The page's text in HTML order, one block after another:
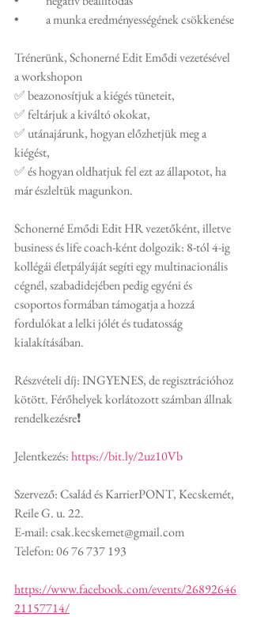
•	a munka eredményességének csökkenése
Trénerünk, Schonerné Edit Emődi vezetésével
a workshopon
✅ beazonosítjuk a kiégés tüneteit,
✅ feltárjuk a kiváltó okokat,
✅ utánajárunk, hogyan előzhetjük meg a
kiégést,
✅ és hogyan oldhatjuk fel ezt az állapotot, ha
már észleltük magunkon.
Schonerné Emődi Edit HR vezetőként, illetve
business és life coach-ként dolgozik: 8-tól 4-ig
kollégái életpályáját segíti egy multinacionális
cégnél, szabadidejében pedig egyéni és
csoportos formában támogatja a hozzá
fordulókat a lelki jólét és tudatosság
kialakításában.
Részvételi díj: INGYENES, de regisztrációhoz
kötött. Férőhelyek korlátozott számban állnak
rendelkezésre❗
Jelentkezés: https://bit.ly/2uz10Vb
Szervező: Család és KarrierPONT, Kecskemét,
Reile G. u. 22.
E-mail: csak.kecskemet@gmail.com
Telefon: 06 76 737 193
https://www.facebook.com/events/26892646
21157714/